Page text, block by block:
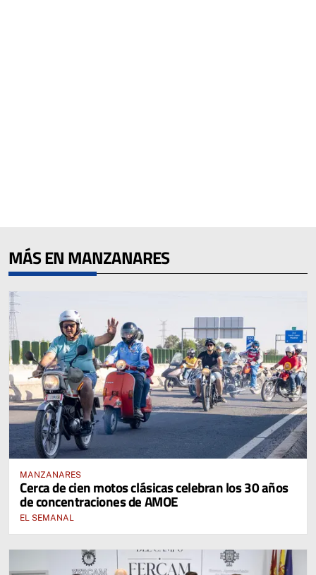
MÁS EN MANZANARES
MANZANARES
Cerca de cien motos clásicas celebran los 30 años
de concentraciones de AMOE
EL SEMANAL